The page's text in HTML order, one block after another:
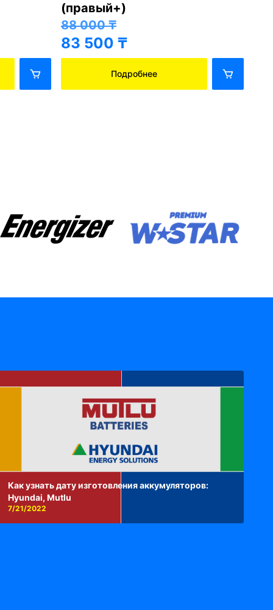
(правый+)
88 000₸
83 500 ₸
Подробнее
Как узнать дату изготовления аккумуляторов:
Hyundai, Mutlu
7/21/2022